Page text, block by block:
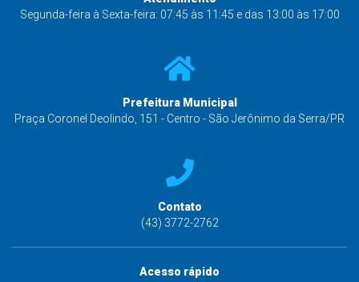
Segunda-feira à Sexta-feira: 07:45 às 11:45 e das 13:00 às 17:00
Prefeitura Municipal
Praça Coronel Deolindo, 151 - Centro - São Jerônimo da Serra/PR
Contato
(43) 3772-2762
Acesso rápido